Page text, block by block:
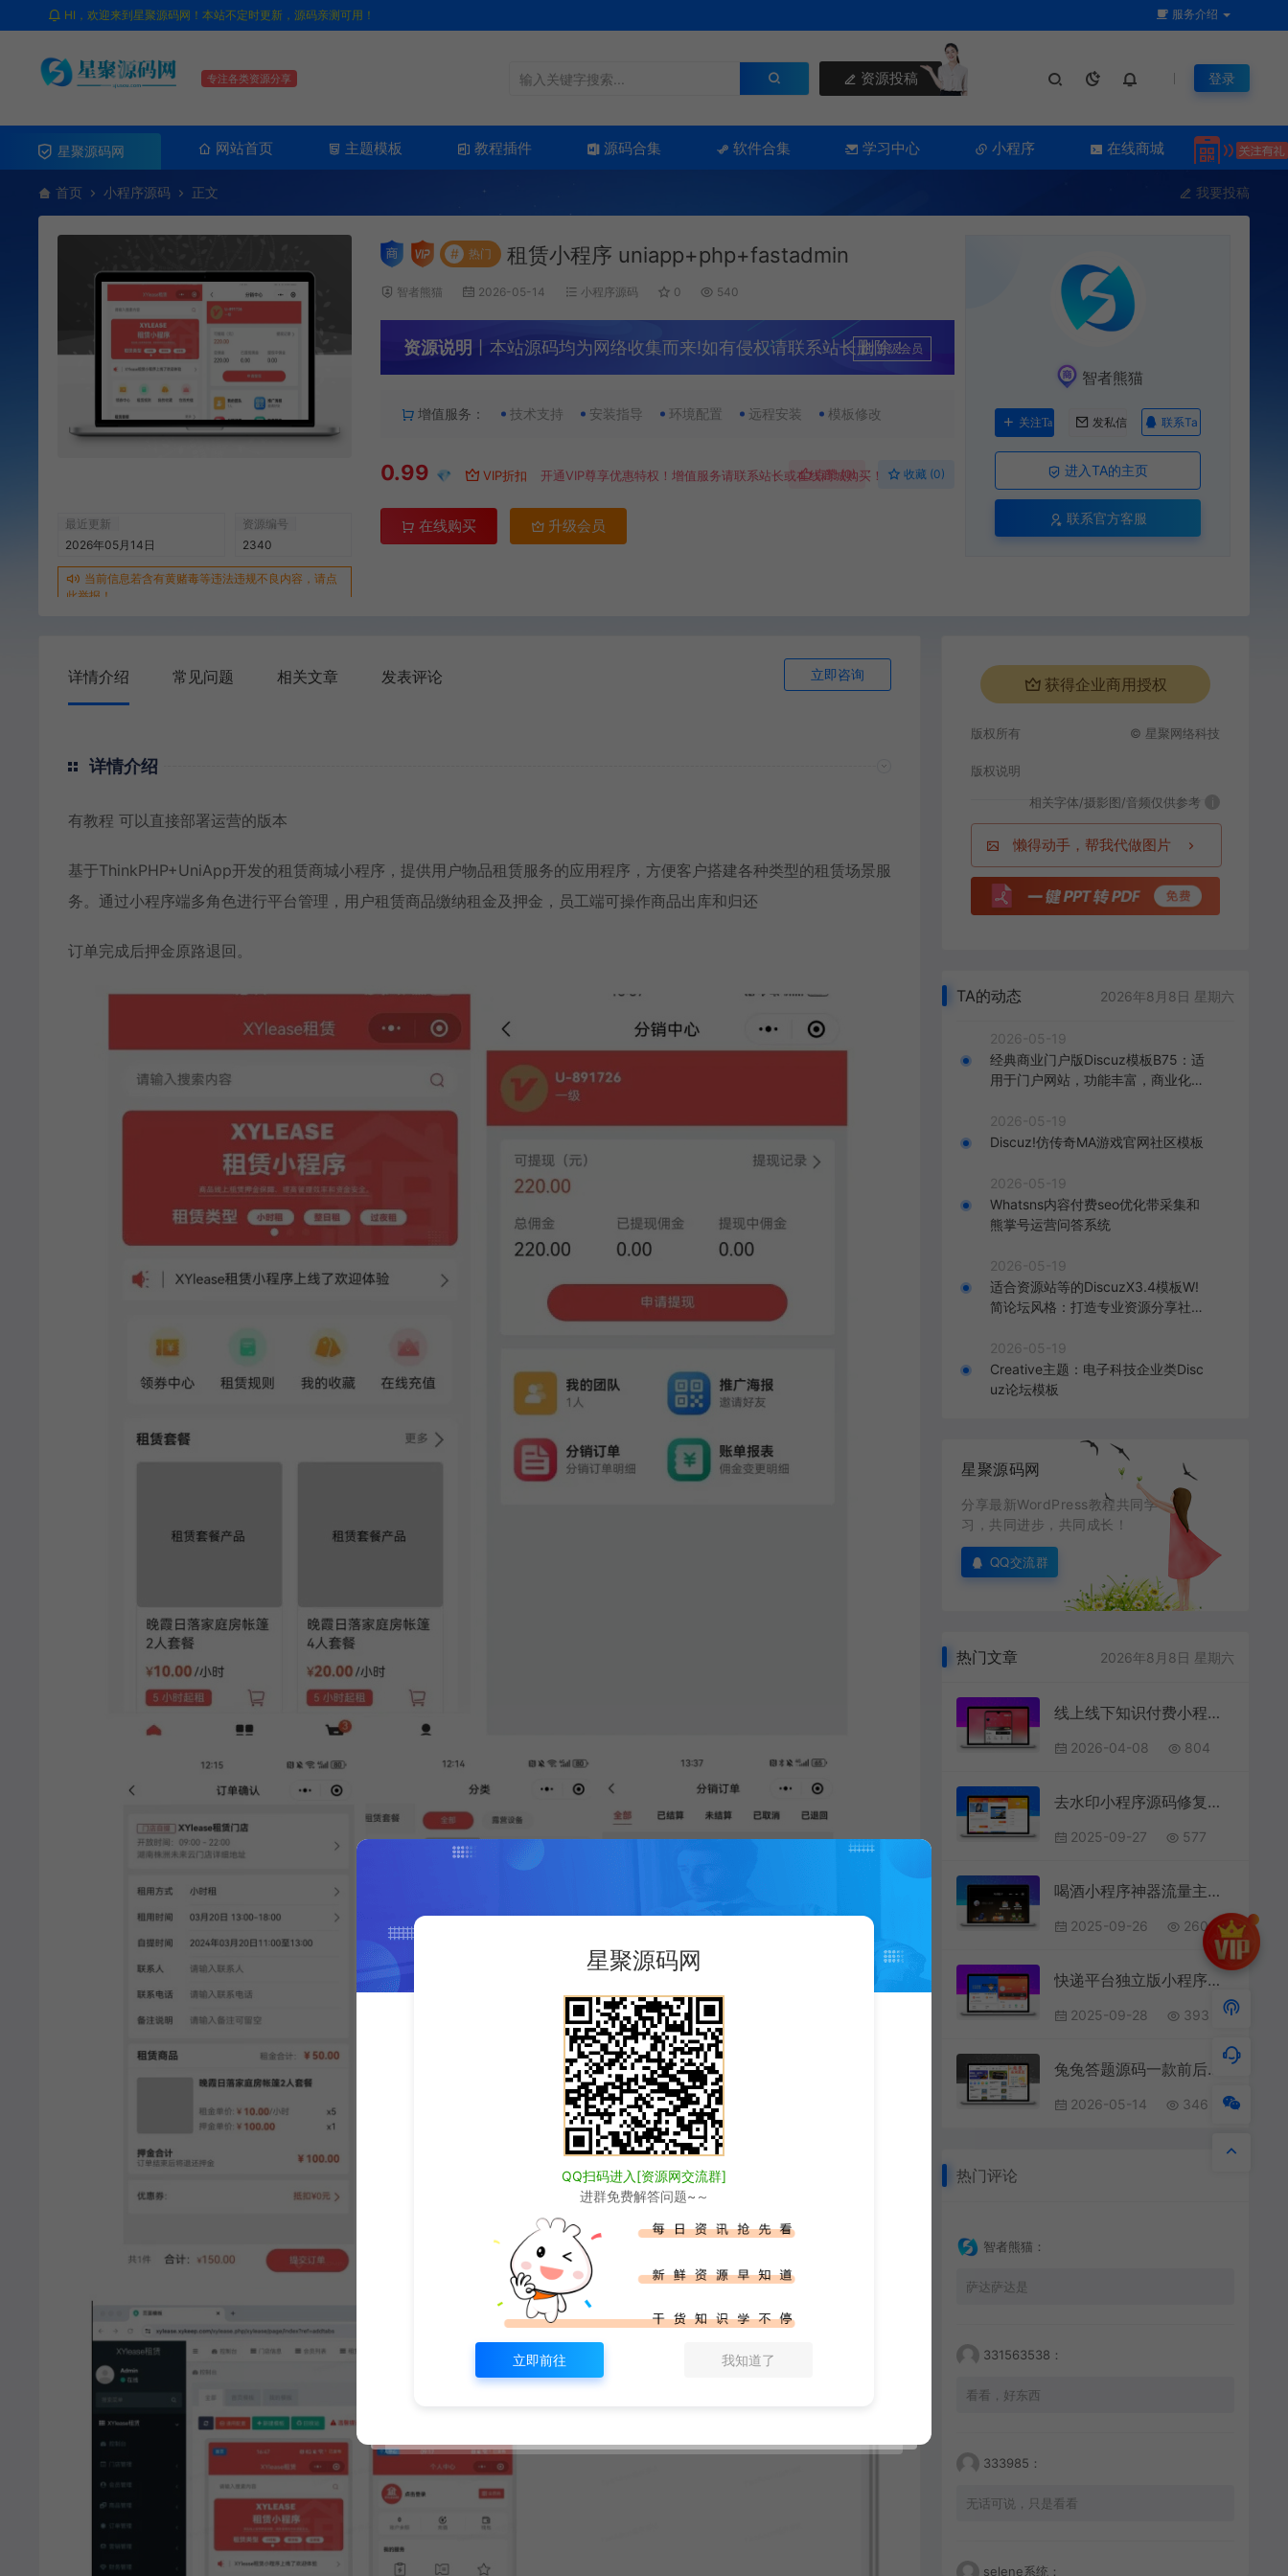
HI，欢迎来到星聚源码网！本站不定时更新，源码亲测可用！ 服务介绍
专注各类资源分享 资源投稿 登录
星聚源码网 网站首页 主题模板 教程插件 源码合集 软件合集 学习中心 小程序 在线商城
首页 小程序源码 正文 我要投稿
最近更新
2026年05月14日
资源编号
2340
当前信息若含有黄赌毒等违法违规不良内容，请点
此举报！
# 热门 租赁小程序 uniapp+php+fastadmin
智者熊猫 2026-05-14 小程序源码 0 540
资源说明 丨本站源码均为网络收集而来!如有侵权请联系站长删除！
升级会员
增值服务： 技术支持 安装指导 环境配置 远程安装 模板修改
0.99 💎 VIP折扣 开通VIP尊享优惠特权！增值服务请联系站长或在线商城购买！
点赞 (0) 收藏 (0)
在线购买 升级会员
智者熊猫
关注Ta 发私信 联系Ta
进入TA的主页
联系官方客服
详情介绍 常见问题 相关文章 发表评论 立即咨询
详情介绍
有教程 可以直接部署运营的版本
基于ThinkPHP+UniApp开发的租赁商城小程序，提供用户物品租赁服务的应用程序，方便客户搭建各种类型的租赁场景服
务。通过小程序端多角色进行平台管理，用户租赁商品缴纳租金及押金，员工端可操作商品出库和归还
订单完成后押金原路退回。
获得企业商用授权
版权所有 © 星聚网络科技
版权说明
相关字体/摄影图/音频仅供参考 i
懒得动手，帮我代做图片
TA的动态 2026年8月8日 星期六
2026-05-19
经典商业门户版Discuz模板B75：适
用于门户网站，功能丰富，商业化呈
2026-05-19
Discuz!仿传奇MA游戏官网社区模板
2026-05-19
Whatsns内容付费seo优化带采集和
熊掌号运营问答系统
2026-05-19
适合资源站等的DiscuzX3.4模板W!
简论坛风格：打造专业资源分享社区
2026-05-19
Creative主题：电子科技企业类Disc
uz论坛模板
星聚源码网
分享最新WordPress教程共同学
习，共同进步，共同成长！
QQ交流群
热门文章 2026年8月8日 星期六
线上线下知识付费小程序源码全开源
2026-04-08 804
去水印小程序源码修复版-前端后端内置接口+第三方接口
2025-09-27 577
喝酒小程序神器流量主修复头像源码
2025-09-26 260
快递平台独立版小程序源码|带cps推广营销流量主+前端
2025-09-28 393
兔兔答题源码一款前后端开源的移动端答题系统
2026-05-14 346
热门评论
智者熊猫：
萨达萨达是
331563538：
看看，好东西
333985：
无话可说，只是看看
selene系统：
星聚源码网
QQ扫码进入[资源网交流群]
进群免费解答问题~～
立即前往 我知道了